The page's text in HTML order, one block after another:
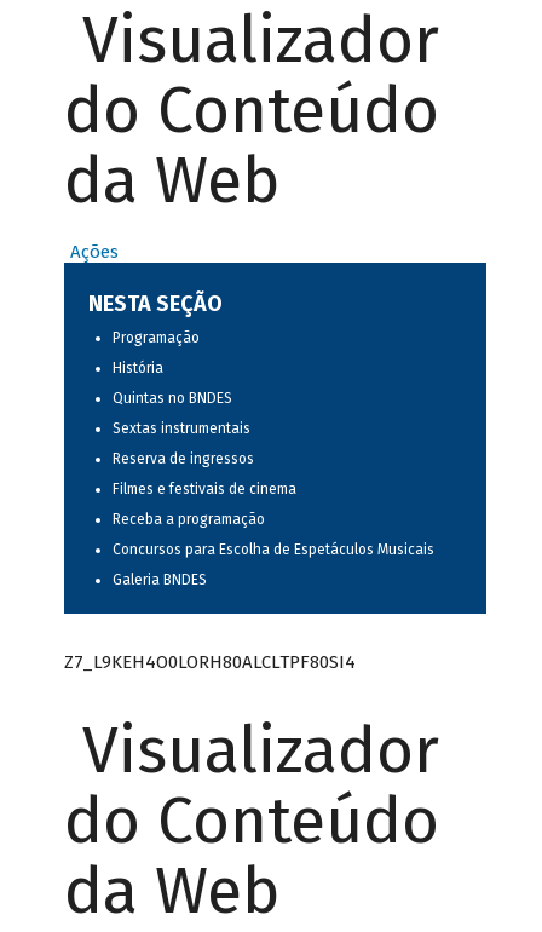
Visualizador
do Conteúdo
da Web
Ações
NESTA SEÇÃO
Programação
História
Quintas no BNDES
Sextas instrumentais
Reserva de ingressos
Filmes e festivais de cinema
Receba a programação
Concursos para Escolha de Espetáculos Musicais
Galeria BNDES
Z7_L9KEH4O0LORH80ALCLTPF80SI4
Visualizador
do Conteúdo
da Web